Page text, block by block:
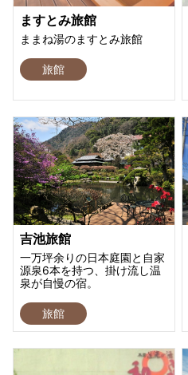
ますとみ旅館
ままね湯のますとみ旅館
旅館
吉池旅館
一万坪余りの日本庭園と自家
源泉6本を持つ、掛け流し温
泉が自慢の宿。
旅館